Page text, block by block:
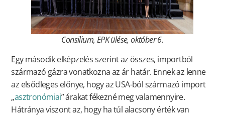
Consilium, EPK ülése, október 6.
Egy második elképzelés szerint az összes, importból
származó gázra vonatkozna az ár határ. Ennek az lenne
az elsődleges előnye, hogy az USA-ból származó import
„asztronómiai” árakat fékezné meg valamennyire.
Hátránya viszont az, hogy ha túl alacsony érték van